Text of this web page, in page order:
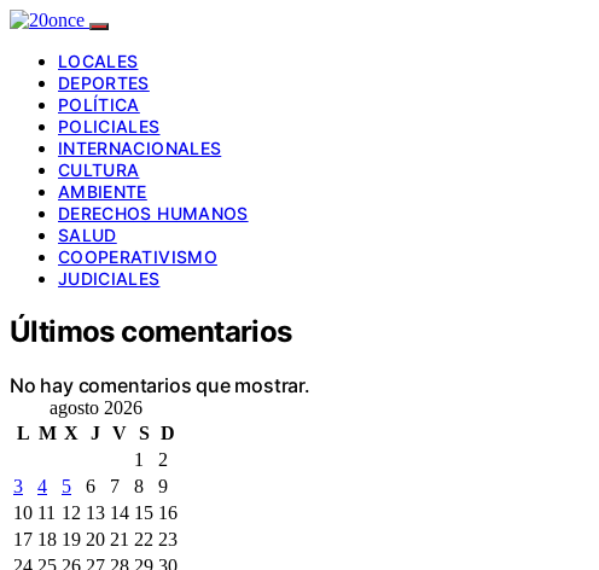
LOCALES
DEPORTES
POLÍTICA
POLICIALES
INTERNACIONALES
CULTURA
AMBIENTE
DERECHOS HUMANOS
SALUD
COOPERATIVISMO
JUDICIALES
Últimos comentarios
No hay comentarios que mostrar.
agosto 2026
L M X J V S D
1
2
3
4 5 6 7 8
9
10 11 12 13 14 15 16
17 18 19 20 21 22 23
24 25 26 27 28 29 30